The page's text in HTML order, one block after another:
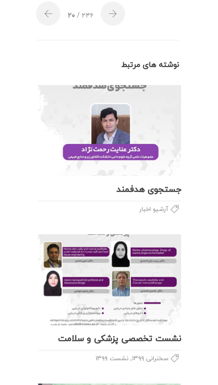
۲۰ / ۲۴۶
نوشته های مرتبط
جستجوی هدفمند
آرشیو اخبار
نشست تخصصی پزشکی و سلامت
سخنرانی ۱۳۹۹ , نشست ۱۳۹۹